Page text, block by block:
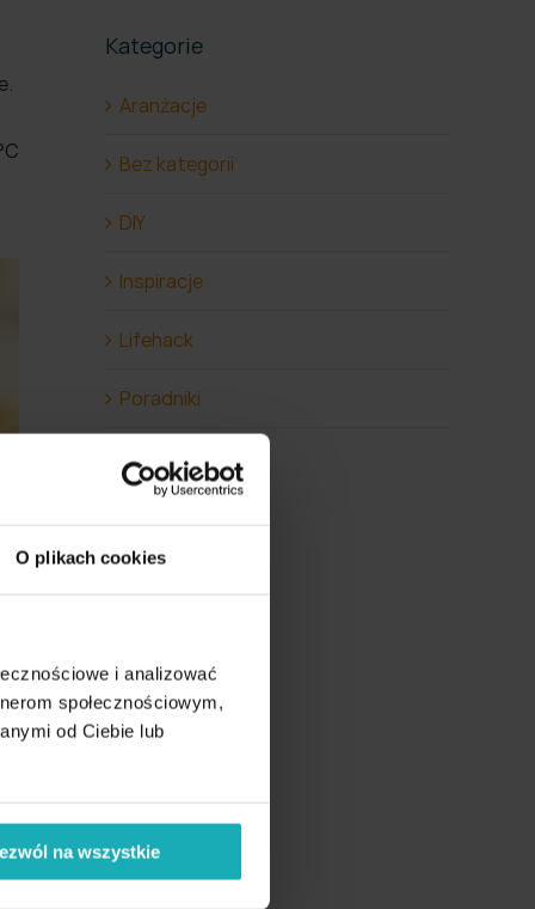
O plikach cookies
i analizować
społecznościowym,
od Ciebie lub
na wszystkie
Kategorie
Aranżacje
Bez kategorii
DIY
Inspiracje
Lifehack
Poradniki